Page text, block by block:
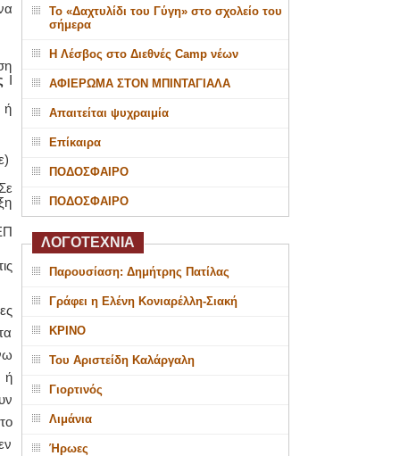
I
ή
ή
Το «Δαχτυλίδι του Γύγη» στο σχολείο του
σήμερα
Η Λέσβος στο Διεθνές Camp νέων
ΑΦΙΕΡΩΜΑ ΣΤΟΝ ΜΠΙΝΤΑΓΙΑΛΑ
Απαιτείται ψυχραιμία
Επίκαιρα
ΠΟΔΟΣΦΑΙΡΟ
ΠΟΔΟΣΦΑΙΡΟ
ΛΟΓΟΤΕΧΝΙΑ
Παρουσίαση: Δημήτρης Πατίλας
Γράφει η Ελένη Κονιαρέλλη-Σιακή
ΚΡΙΝΟ
Του Αριστείδη Καλάργαλη
Γιορτινός
Λιμάνια
Ήρωες